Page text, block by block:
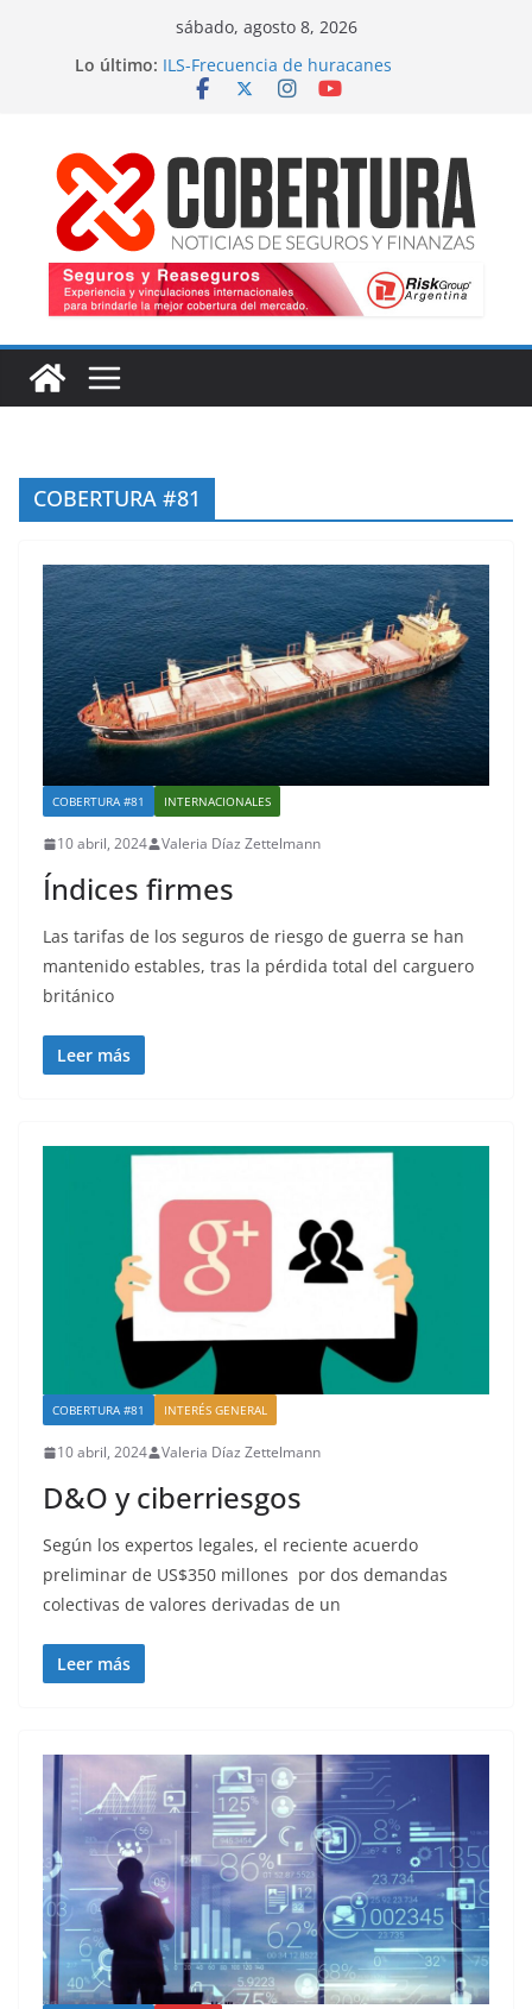
sábado, agosto 8, 2026
Lo último: ILS-Frecuencia de huracanes
Seguro marítimo-Presiones cruzadas
Fitch-Impulso a la innovación
COBERTURA #81
COBERTURA #81 INTERNACIONALES
10 abril, 2024 Valeria Díaz Zettelmann
Índices firmes
Las tarifas de los seguros de riesgo de guerra se han
mantenido estables, tras la pérdida total del carguero
británico
Leer más
COBERTURA #81 INTERÉS GENERAL
10 abril, 2024 Valeria Díaz Zettelmann
D&O y ciberriesgos
Según los expertos legales, el reciente acuerdo
preliminar de US$350 millones por dos demandas
colectivas de valores derivadas de un
Leer más